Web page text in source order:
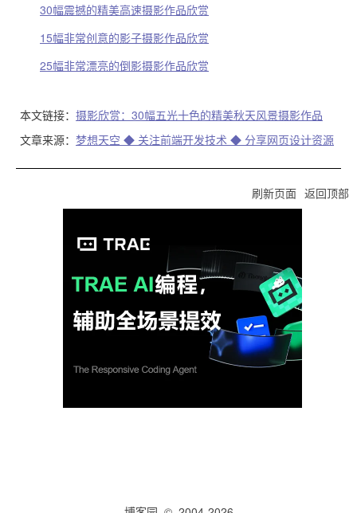
30幅震撼的精美高速摄影作品欣赏
15幅非常创意的影子摄影作品欣赏
25幅非常漂亮的倒影摄影作品欣赏
本文链接： 摄影欣赏：30幅五光十色的精美秋天风景摄影作品
文章来源： 梦想天空 ◆ 关注前端开发技术 ◆ 分享网页设计资源
刷新页面 返回顶部